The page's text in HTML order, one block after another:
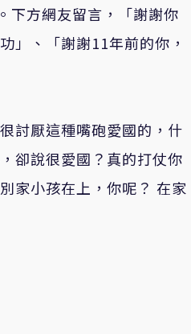
下方網友留言，「謝謝你
」、「謝謝11年前的你，
討厭這種嘴砲愛國的，什
卻說很愛國？真的打仗你
家小孩在上，你呢？ 在家